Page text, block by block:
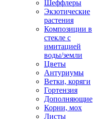
Шеффлеры
Экзотические
растения
Композиции в
стекле с
имитацией
воды/земли
Цветы
Антуриумы
Ветки, коряги
Гортензия
Дополняющие
Корни, мох
Листы